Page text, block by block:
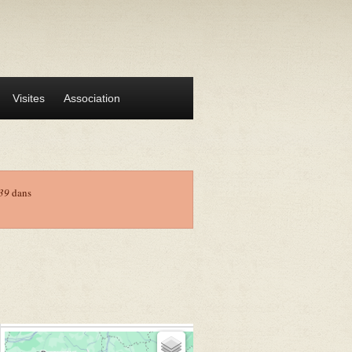
Visites Association
dans